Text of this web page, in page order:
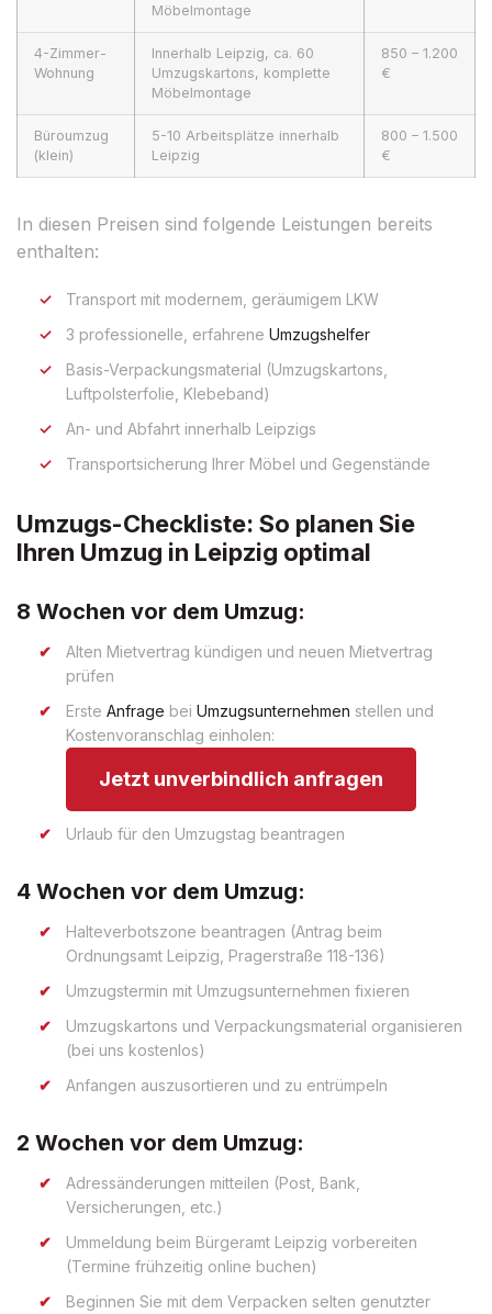
Möbelmontage
4-Zimmer-
Wohnung
Innerhalb Leipzig, ca. 60
Umzugskartons, komplette
Möbelmontage
850 – 1.200
€
Büroumzug
(klein)
5-10 Arbeitsplätze innerhalb
Leipzig
800 – 1.500
€
In diesen Preisen sind folgende Leistungen bereits
enthalten:
Transport mit modernem, geräumigem LKW
3 professionelle, erfahrene Umzugshelfer
Basis-Verpackungsmaterial (Umzugskartons,
Luftpolsterfolie, Klebeband)
An- und Abfahrt innerhalb Leipzigs
Transportsicherung Ihrer Möbel und Gegenstände
Umzugs-Checkliste: So planen Sie
Ihren Umzug in Leipzig optimal
8 Wochen vor dem Umzug:
Alten Mietvertrag kündigen und neuen Mietvertrag
prüfen
Erste Anfrage bei Umzugsunternehmen stellen und
Kostenvoranschlag einholen:
Jetzt unverbindlich anfragen
Urlaub für den Umzugstag beantragen
4 Wochen vor dem Umzug:
Halteverbotszone beantragen (Antrag beim
Ordnungsamt Leipzig, Pragerstraße 118-136)
Umzugstermin mit Umzugsunternehmen fixieren
Umzugskartons und Verpackungsmaterial organisieren
(bei uns kostenlos)
Anfangen auszusortieren und zu entrümpeln
2 Wochen vor dem Umzug:
Adressänderungen mitteilen (Post, Bank,
Versicherungen, etc.)
Ummeldung beim Bürgeramt Leipzig vorbereiten
(Termine frühzeitig online buchen)
Beginnen Sie mit dem Verpacken selten genutzter